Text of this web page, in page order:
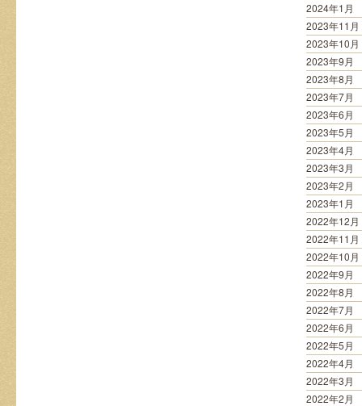
2024年1月
2023年11月
2023年10月
2023年9月
2023年8月
2023年7月
2023年6月
2023年5月
2023年4月
2023年3月
2023年2月
2023年1月
2022年12月
2022年11月
2022年10月
2022年9月
2022年8月
2022年7月
2022年6月
2022年5月
2022年4月
2022年3月
2022年2月